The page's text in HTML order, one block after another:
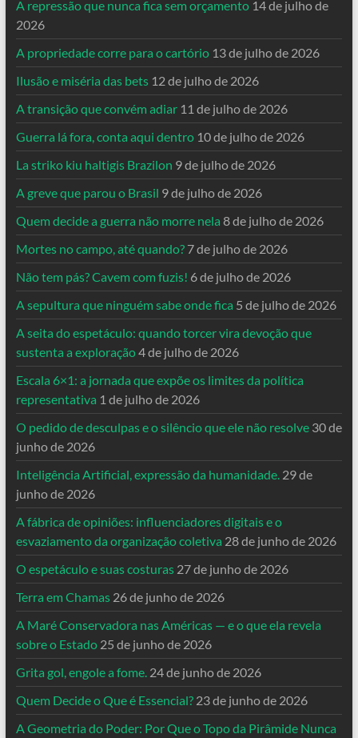
A repressão que nunca fica sem orçamento 14 de julho de
2026
A propriedade corre para o cartório 13 de julho de 2026
Ilusão e miséria das bets 12 de julho de 2026
A transição que convém adiar 11 de julho de 2026
Guerra lá fora, conta aqui dentro 10 de julho de 2026
La striko kiu haltigis Brazilon 9 de julho de 2026
A greve que parou o Brasil 9 de julho de 2026
Quem decide a guerra não morre nela 8 de julho de 2026
Mortes no campo, até quando? 7 de julho de 2026
Não tem pás? Cavem com fuzis! 6 de julho de 2026
A sepultura que ninguém sabe onde fica 5 de julho de 2026
A seita do espetáculo: quando torcer vira devoção que
sustenta a exploração4 de julho de 2026
Escala 6×1: a jornada que expõe os limites da política
representativa 1 de julho de 2026
O pedido de desculpas e o silêncio que ele não resolve 30 de
junho de 2026
Inteligência Artificial, expressão da humanidade. 29 de
junho de 2026
A fábrica de opiniões: influenciadores digitais e o
esvaziamento da organização coletiva 28 de junho de 2026
O espetáculo e suas costuras 27 de junho de 2026
Terra em Chamas 26 de junho de 2026
A Maré Conservadora nas Américas — e o que ela revela
sobre o Estado 25 de junho de 2026
Grita gol, engole a fome. 24 de junho de 2026
Quem Decide o Que é Essencial? 23 de junho de 2026
A Geometria do Poder: Por Que o Topo da Pirâmide Nunca